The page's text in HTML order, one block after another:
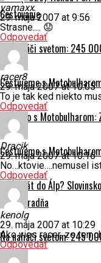
Cestovanie
Na naháči svetom: 245
Cestujeme s
Rakúsko s
Cestujeme s
Prvý krát do Álp?
Motoporadňa
Na naháči svetom: 245
yamaxx
29. mája 2007 at 9:56
Strasne…. 😟
Odpovedať
racer8
29. mája 2007 at 10:05
To je tak ked niekto
Odpovedať
Dracik
29. mája 2007 at 10:16
No…ktovie….nemusel
Odpovedať
kenolg
29. mája 2007 at 10:29
Ako vies racer, ze ten
Odpovedať